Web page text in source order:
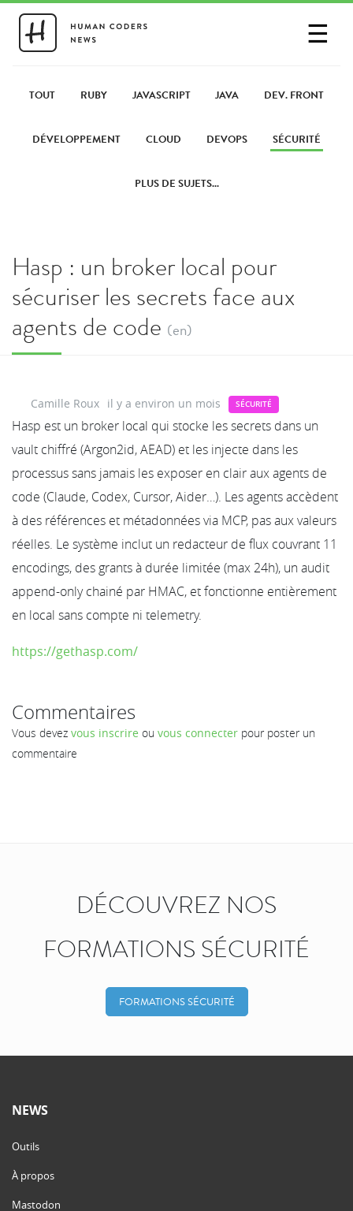
☰
PARTAGER UN LIEN
TOUT RUBY JAVASCRIPT JAVA DEV. FRONT
DÉVELOPPEMENT CLOUD DEVOPS SÉCURITÉ
PLUS DE SUJETS...
Hasp : un broker local pour
sécuriser les secrets face aux
agents de code (en)
Camille Roux il y a environ un mois SÉCURITÉ
Hasp est un broker local qui stocke les secrets dans un
vault chiffré (Argon2id, AEAD) et les injecte dans les
processus sans jamais les exposer en clair aux agents de
code (Claude, Codex, Cursor, Aider…). Les agents accèdent
à des références et métadonnées via MCP, pas aux valeurs
réelles. Le système inclut un redacteur de flux couvrant 11
encodings, des grants à durée limitée (max 24h), un audit
append-only chainé par HMAC, et fonctionne entièrement
en local sans compte ni telemetry.
https://gethasp.com/
Commentaires
Vous devez vous inscrire ou vous connecter pour poster un
commentaire
DÉCOUVREZ NOS
FORMATIONS SÉCURITÉ
FORMATIONS SÉCURITÉ
NEWS
Outils
À propos
Mastodon